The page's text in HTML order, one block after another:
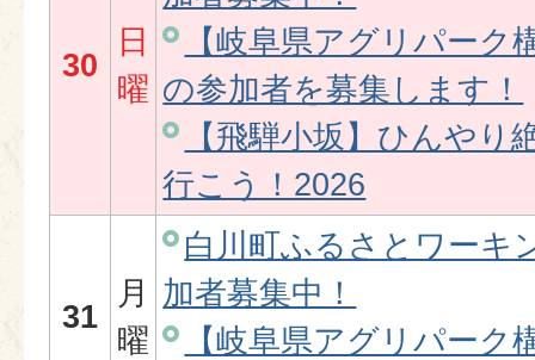
30
日
曜
【岐阜県アグリパーク
の参加者を募集します！
【飛騨小坂】ひんやり
行こう！2026
31
月
曜
白川町ふるさとワー
加者募集中！
【岐阜県アグリパーク